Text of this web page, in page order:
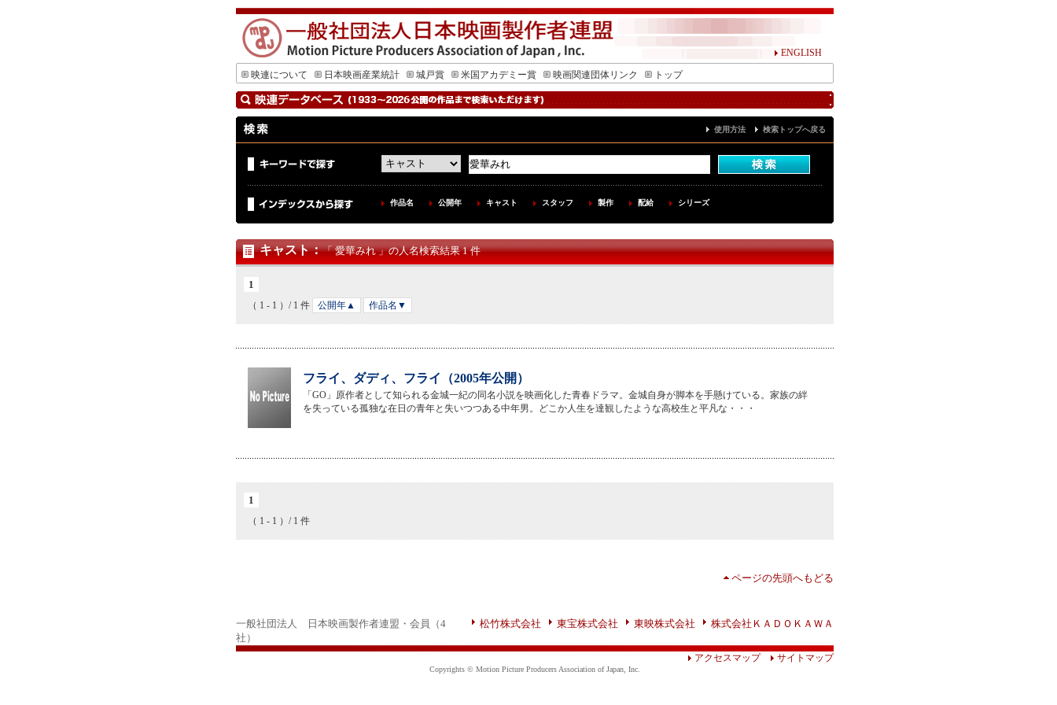
ENGLISH
映連について
日本映画産業統計 城戸賞 米国アカデミー賞 映画関連団体リンク トップ
使用方法 検索トップへ戻る
作品名 公開年 キャスト スタッフ 製作 配給 シリーズ
キャスト：「 愛華みれ 」の人名検索結果 1 件
1
（ 1 - 1 ）/ 1 件 公開年▲ 作品名▼
フライ、ダディ、フライ（2005年公開）
「GO」原作者として知られる金城一紀の同名小説を映画化した青春ドラマ。金城自身が脚本を手懸けている。家族の絆
を失っている孤独な在日の青年と失いつつある中年男。どこか人生を達観したような高校生と平凡な・・・
1
（ 1 - 1 ）/ 1 件
ページの先頭へもどる
一般社団法人 日本映画製作者連盟・会員（4
社）
松竹株式会社 東宝株式会社 東映株式会社 株式会社ＫＡＤＯＫＡＷＡ
アクセスマップ サイトマップ
Copyrights © Motion Picture Producers Association of Japan, Inc.